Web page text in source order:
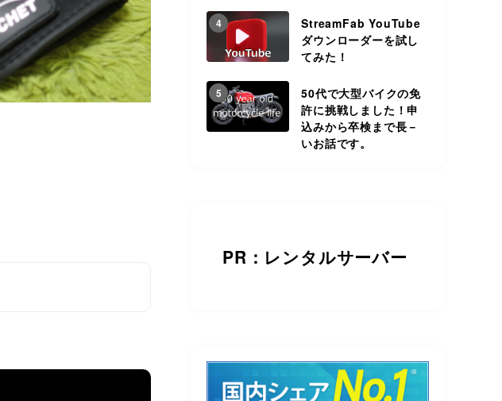
4
StreamFab YouTube
ダウンローダーを試し
てみた！
5
50代で大型バイクの免
許に挑戦しました！申
込みから卒検まで長－
いお話です。
PR：レンタルサーバー